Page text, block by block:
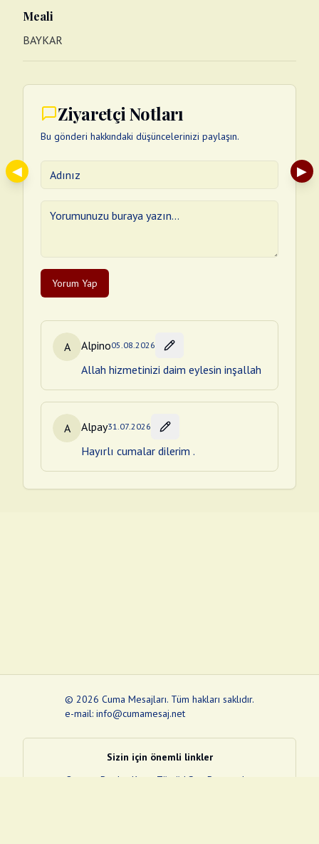
Meali
BAYKAR
Ziyaretçi Notları
Bu gönderi hakkındaki düşüncelerinizi paylaşın.
Yorum Yap
A Alpino05.08.2026
Allah hizmetinizi daim eylesin inşallah
A Alpay31.07.2026
Hayırlı cumalar dilerim .
◀ ▶
© 2026 Cuma Mesajları. Tüm hakları saklıdır.
e-mail: info@cumamesaj.net
Sizin için önemli linkler
Quran
e-Devlet Kapısı Tüvtürk Son Depremler